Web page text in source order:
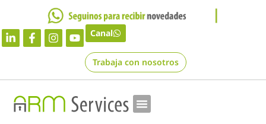
Canal
Trabaja con nosotros